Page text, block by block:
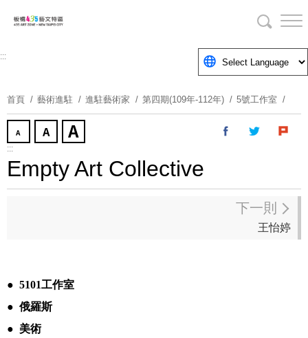
要
塊
:::
首頁 藝術進駐 進駐藝術家 第四期(109年-112年) 5號工作室
:::
Empty Art Collective
下一則
王怡婷
● 5101工作室
● 俄羅斯
● 美術